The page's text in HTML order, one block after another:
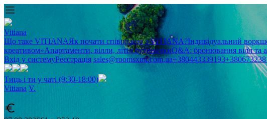
Vitiana
Що таке VITIANAЯк почати співпрацю з VITIANA?Індивідуальний
креативом»Апартаменти, вілли, літні будиночкиQ&A: бронювання вілл та
Вхід у системуРеєстрація sales@roomsxml.com.ua+380443339193
Тиць і ти у чаті (9:30-18:00)
Vitiana V.